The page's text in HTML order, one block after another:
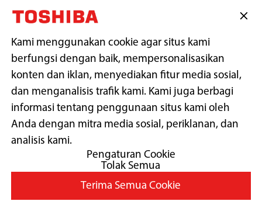
Customer Support
Tetap terhubung dengan kami
Copyright© 2026 PT Midea Electronics Indonesia, All Rights
Reserved.
Syarat Penggunaan
Preferensi Cookie
Kami menggunakan cookie agar situs kami
berfungsi dengan baik, mempersonalisasikan
konten dan iklan, menyediakan fitur media sosial,
dan menganalisis trafik kami. Kami juga berbagi
informasi tentang penggunaan situs kami oleh
Anda dengan mitra media sosial, periklanan, dan
analisis kami.
Pengaturan Cookie
Tolak Semua
Terima Semua Cookie